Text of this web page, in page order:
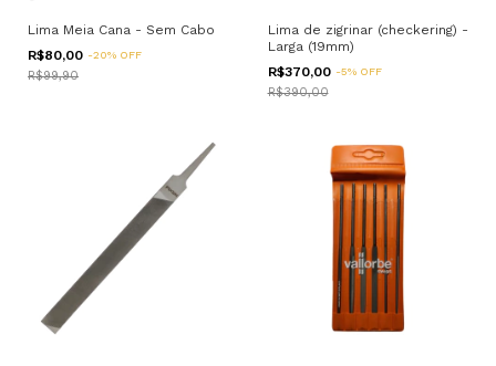
Lima Meia Cana - Sem Cabo
R$80,00 -20% OFF
R$99,90
Lima de zigrinar (checkering) -
Larga (19mm)
R$370,00 -5% OFF
R$390,00